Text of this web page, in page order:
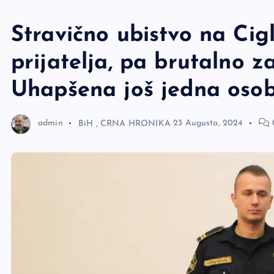
Stravično ubistvo na
prijatelja, pa brutalno
Uhapšena još jedna
admin BiH , CRNA HRONIKA 23 Augusta, 2024